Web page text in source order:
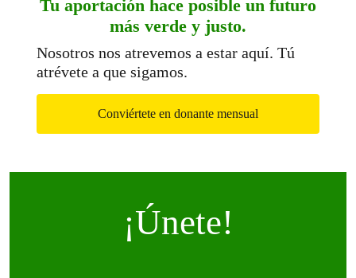
Tu aportación hace posible un futuro
más verde y justo.
Nosotros nos atrevemos a estar aquí. Tú
atrévete a que sigamos.
Conviértete en donante mensual
¡Únete!